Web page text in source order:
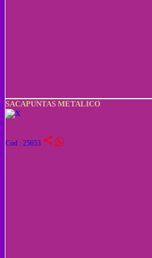
SACAPUNTAS METALICO
Cod : 25653 share